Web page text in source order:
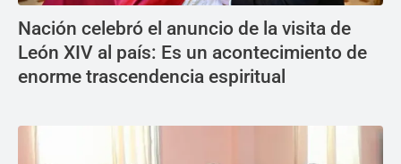
Nación celebró el anuncio de la visita de
León XIV al país: Es un acontecimiento de
enorme trascendencia espiritual